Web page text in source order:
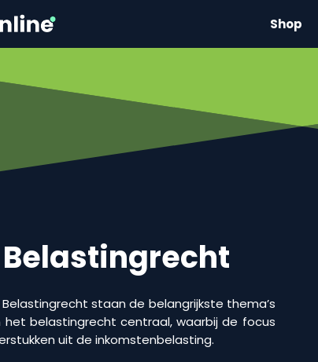
Shop
Belastingrecht staan de belangrijkste thema’s
het belastingrecht centraal, waarbij de focus
uit de inkomstenbelasting.